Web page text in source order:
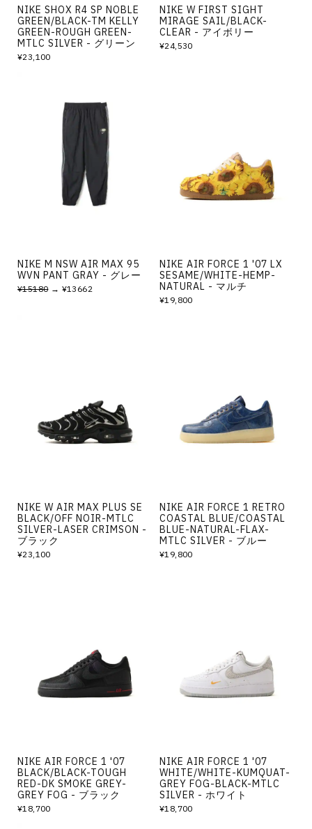
NIKE SHOX R4 SP NOBLE
GREEN/BLACK-TM KELLY
GREEN-ROUGH GREEN-
MTLC SILVER - グリーン
¥23,100
NIKE W FIRST SIGHT
MIRAGE SAIL/BLACK-
CLEAR - アイボリー
¥24,530
NIKE M NSW AIR MAX 95
WVN PANT GRAY - グレー
¥15180→ ¥13662
NIKE AIR FORCE 1 '07 LX
SESAME/WHITE-HEMP-
NATURAL - マルチ
¥19,800
NIKE W AIR MAX PLUS SE
BLACK/OFF NOIR-MTLC
SILVER-LASER CRIMSON -
ブラック
¥23,100
NIKE AIR FORCE 1 RETRO
COASTAL BLUE/COASTAL
BLUE-NATURAL-FLAX-
MTLC SILVER - ブルー
¥19,800
NIKE AIR FORCE 1 '07
BLACK/BLACK-TOUGH
RED-DK SMOKE GREY-
GREY FOG - ブラック
¥18,700
NIKE AIR FORCE 1 '07
WHITE/WHITE-KUMQUAT-
GREY FOG-BLACK-MTLC
SILVER - ホワイト
¥18,700